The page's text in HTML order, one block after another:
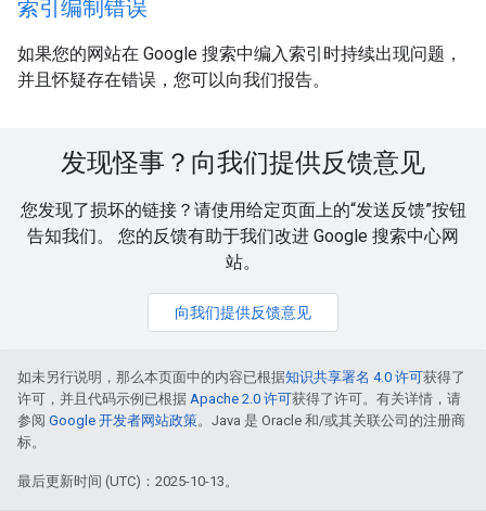
索引编制错误
如果您的网站在 Google 搜索中编入索引时持续出现问题，
并且怀疑存在错误，您可以向我们报告。
发现怪事？向我们提供反馈意见
您发现了损坏的链接？请使用给定页面上的“发送反馈”按钮
告知我们。 您的反馈有助于我们改进 Google 搜索中心网
站。
向我们提供反馈意见
如未另行说明，那么本页面中的内容已根据知识共享署名 4.0 许可获得了
许可，并且代码示例已根据 Apache 2.0 许可获得了许可。有关详情，请
参阅 Google 开发者网站政策。Java 是 Oracle 和/或其关联公司的注册商
标。
最后更新时间 (UTC)：2025-10-13。